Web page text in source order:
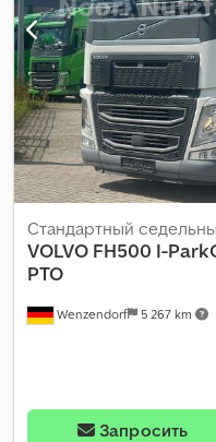
Wenzendorf 5 267 km
Стандартный
VOLVO FH500 I-
PTO
Запросить